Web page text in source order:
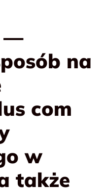
—
na
com
w
także